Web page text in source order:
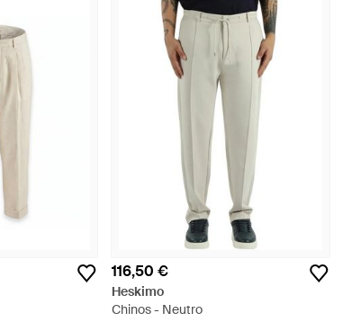
116,50 €
Heskimo
Chinos - Neutro